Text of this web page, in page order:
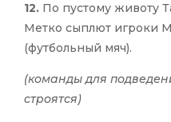
12. По пустому животу
Метко сыплют игроки
(футбольный мяч).
(команды для
строятся)